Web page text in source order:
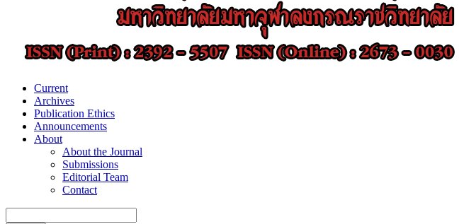
Current
Archives
Publication Ethics
Announcements
About
About the Journal
Submissions
Editorial Team
Contact